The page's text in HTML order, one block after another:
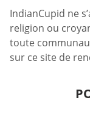
IndianCupid ne
religion ou
toute
sur ce site de